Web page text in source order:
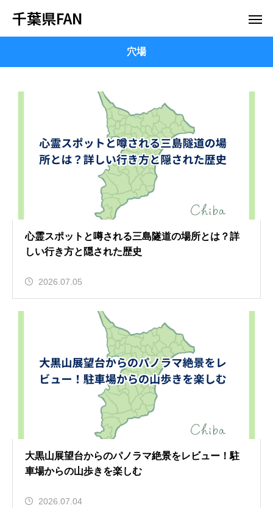
千葉県FAN
穴場
心霊スポットと噂される三島隧道の場所とは？詳
しい行き方と隠された歴史
2026.07.05
大黒山展望台からのパノラマ絶景をレビュー！駐
車場からの山歩きを楽しむ
2026.07.04